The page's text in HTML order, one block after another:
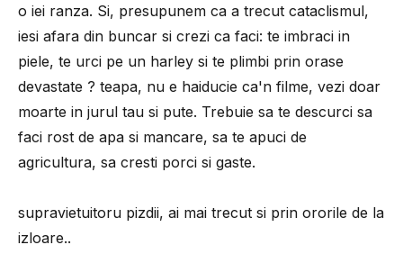
o iei ranza. Si, presupunem ca a trecut cataclismul,
iesi afara din buncar si crezi ca faci: te imbraci in
piele, te urci pe un harley si te plimbi prin orase
devastate ? teapa, nu e haiducie ca'n filme, vezi doar
moarte in jurul tau si pute. Trebuie sa te descurci sa
faci rost de apa si mancare, sa te apuci de
agricultura, sa cresti porci si gaste.
supravietuitoru pizdii, ai mai trecut si prin ororile de la
izloare..